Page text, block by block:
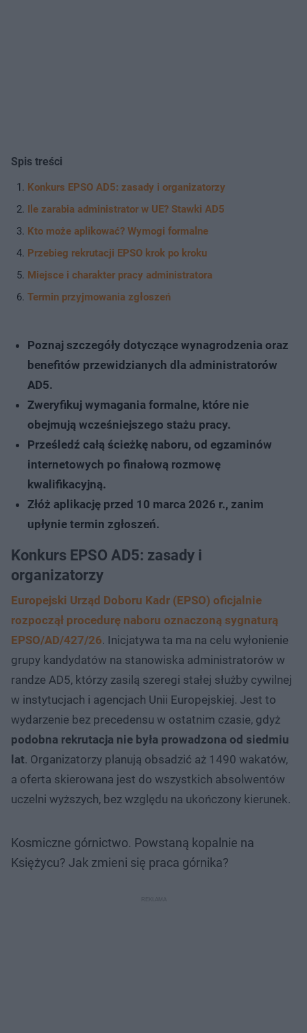
Spis treści
Konkurs EPSO AD5: zasady i organizatorzy
Ile zarabia administrator w UE? Stawki AD5
Kto może aplikować? Wymogi formalne
Przebieg rekrutacji EPSO krok po kroku
Miejsce i charakter pracy administratora
Termin przyjmowania zgłoszeń
Poznaj szczegóły dotyczące wynagrodzenia oraz
benefitów przewidzianych dla administratorów
AD5.
Zweryfikuj wymagania formalne, które nie
obejmują wcześniejszego stażu pracy.
Prześledź całą ścieżkę naboru, od egzaminów
internetowych po finałową rozmowę
kwalifikacyjną.
Złóż aplikację przed 10 marca 2026 r., zanim
upłynie termin zgłoszeń.
Konkurs EPSO AD5: zasady i
organizatorzy
Europejski Urząd Doboru Kadr (EPSO) oficjalnie
rozpoczął procedurę naboru oznaczoną sygnaturą
EPSO/AD/427/26. Inicjatywa ta ma na celu wyłonienie
grupy kandydatów na stanowiska administratorów w
randze AD5, którzy zasilą szeregi stałej służby cywilnej
w instytucjach i agencjach Unii Europejskiej. Jest to
wydarzenie bez precedensu w ostatnim czasie, gdyż
podobna rekrutacja nie była prowadzona od siedmiu
lat. Organizatorzy planują obsadzić aż 1490 wakatów,
a oferta skierowana jest do wszystkich absolwentów
uczelni wyższych, bez względu na ukończony kierunek.
Kosmiczne górnictwo. Powstaną kopalnie na
Księżycu? Jak zmieni się praca górnika?